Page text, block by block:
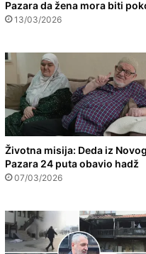
Pazara da žena mora biti
13/03/2026
Životna misija: Deda iz Novog
Pazara 24 puta obavio hadž
07/03/2026